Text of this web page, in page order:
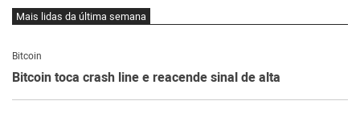
Mais lidas da última semana
Bitcoin
Bitcoin toca crash line e reacende sinal de alta